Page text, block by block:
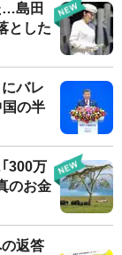
…島田
とした
バレ
の半
300万
のお金
返答